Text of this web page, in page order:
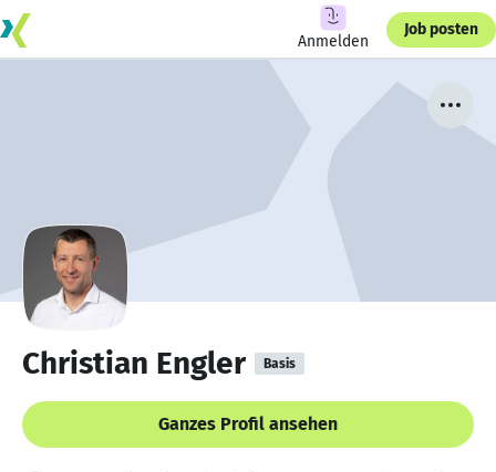
Anmelden
Job posten
Christian Engler Basis
Ganzes Profil ansehen